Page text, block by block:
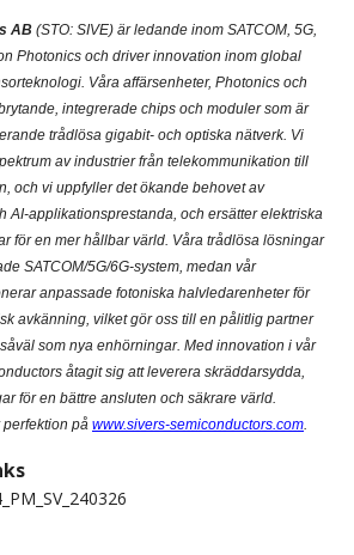
AB (STO: SIVE) är ledande inom SATCOM, 5G,
Photonics och driver innovation inom global
Våra affärsenheter, Photonics och
integrerade chips och moduler som är
trådlösa gigabit- och optiska nätverk. Vi
av industrier från telekommunikation till
och vi uppfyller det ökande behovet av
AI-applikationsprestanda, och ersätter elektriska
för en mer hållbar värld. Våra trådlösa lösningar
SATCOM/5G/6G-system, medan vår
anpassade fotoniska halvledarenheter för
avkänning, vilket gör oss till en pålitlig partner
som nya enhörningar. Med innovation i vår
åtagit sig att leverera skräddarsydda,
för en bättre ansluten och säkrare värld.
perfektion på www.sivers-semiconductors.com.